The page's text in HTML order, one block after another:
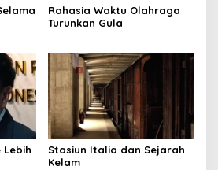
Rahasia Waktu Olahraga
Turunkan Gula
Lebih
Stasiun Italia dan Sejarah
Kelam